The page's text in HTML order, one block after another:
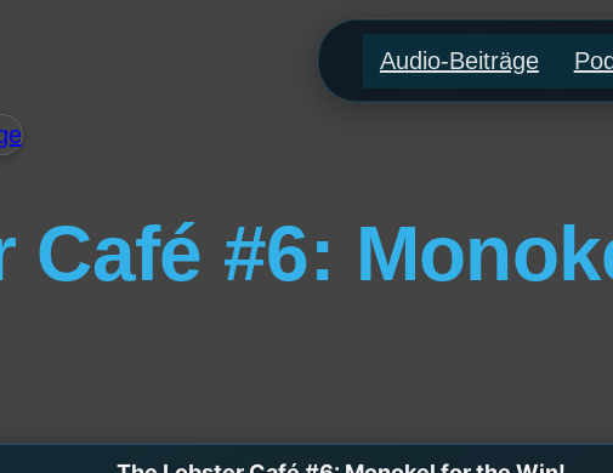
Audio-Beiträge
Café #6: